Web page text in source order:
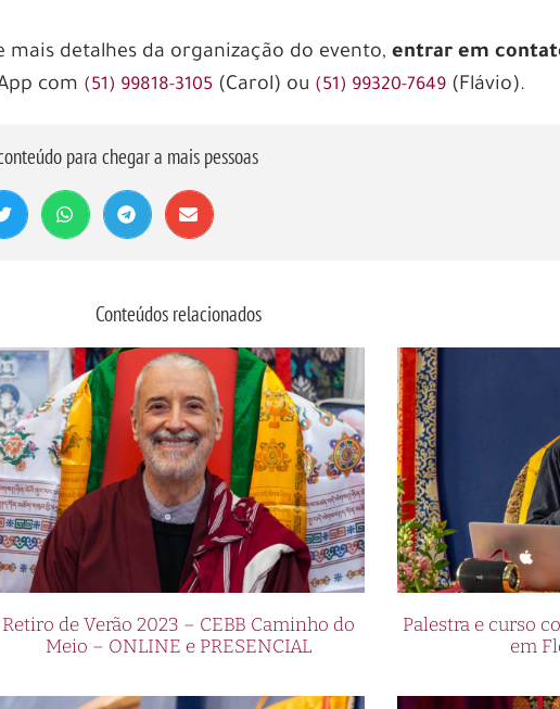
mais detalhes da organização do evento,entrar em
com (51) 99818-3105 (Carol) ou (51) 99320-7649 (Flávio).
para chegar a mais pessoas
Conteúdos relacionados
Retiro de Verão 2023 – CEBB Caminho do
Meio – ONLINE e PRESENCIAL
Palestra e curso
em